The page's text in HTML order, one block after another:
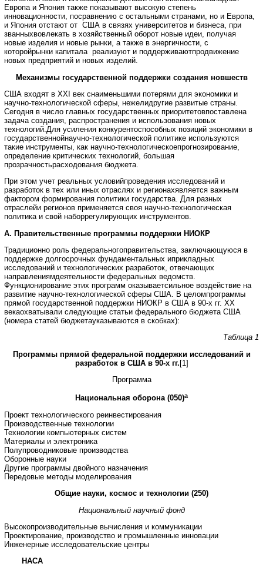
Европа и Япония также показывают высокую степень
инновационности, посравнению с остальными странами, но и Европа,
и Япония отстают от США в связях университетов и бизнеса, при
званныхвовлекать в хозяйственный оборот новые идеи, получая
новые изделия и новые рынки, а также в энергичности, с
которойрынки капитала реализуют и поддерживаютпродвижение
новых предприятий и новых изделий.
Механизмы государственной поддержки создания новшеств
США входят в XXI век снаименьшими потерями для экономики и
научно-технологической сферы, нежелидругие развитые страны.
Сегодня в число главных государственных приоритетовпоставлена
задача создания, распространения и использования новых
технологий.Для усиления конкурентоспособных позиций экономики в
государственнойнаучно-технологической политике используются
такие инструменты, как научно-технологическоепрогнозирование,
определение критических технологий, большая
прозрачностьрасходования бюджета.
При этом учет реальных условийпроведения исследований и
разработок в тех или иных отраслях и регионахявляется важным
фактором формирования политики государства. Для разных
отраслейи регионов применяется своя научно-технологическая
политика и свой наборрегулирующих инструментов.
А. Правительственные программы поддержки НИОКР
Традиционно роль федеральногоправительства, заключающуюся в
поддержке долгосрочных фундаментальных иприкладных
исследований и технологических разработок, отвечающих
направлениямдеятельности федеральных ведомств.
Функционирование этих программ оказываетсильное воздействие на
развитие научно-технологической сферы США. В целомпрограммы
прямой государственной поддержки НИОКР в США в 90-х гг. XX
векаохватывали следующие статьи федерального бюджета США
(номера статей бюджетауказываются в скобках):
Таблица 1
Программы прямой федеральной поддержки исследований и
разработок в США в 90-х гг.[1]
Программа
Национальная оборона (050)a
Проект технологического реинвестирования
Производственные технологии
Технологии компьютерных систем
Материалы и электроника
Полупроводниковые производства
Оборонные науки
Другие программы двойного назначения
Передовые методы моделирования
Общие науки, космос и технологии (250)
Национальный научный фонд
Высокопроизводительные вычисления и коммуникации
Проектирование, производство и промышленные инновации
Инженерные исследовательские центры
НАСА